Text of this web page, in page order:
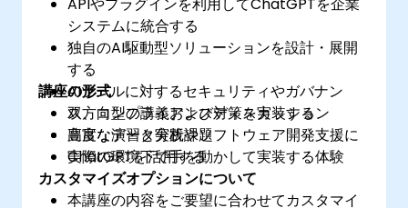
システムに統合する
独自のAI駆動型ソリューションを設計・展開
する
AIツールに対するセキュリティやガバナン
ス、コンプライアンス対策を実装する
高度なデータ分析やソフトウェア開発支援に
ChatGPTを活用する
講座の形式
双方向型の講義およびディスカッション
豊富な演習と実践課題
実際の環境下で手を動かして実装する体験
カスタマイズオプションについて
本講座の内容をご要望に合わせてカスタマイ